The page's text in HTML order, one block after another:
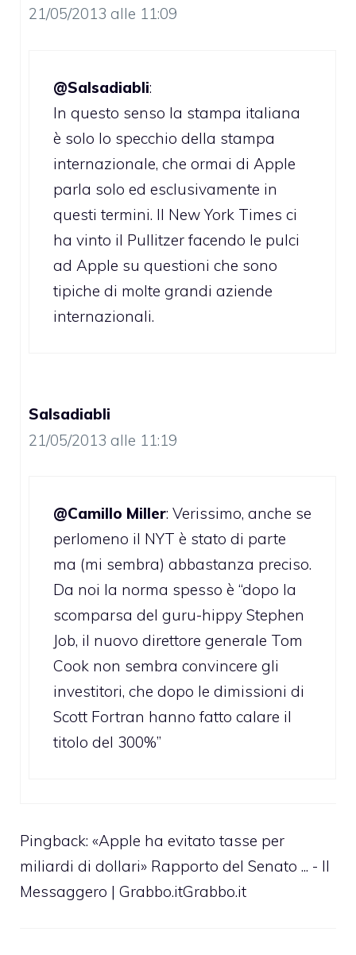
21/05/2013 alle 11:09
@Salsadiabli:
In questo senso la stampa italiana
è solo lo specchio della stampa
internazionale, che ormai di Apple
parla solo ed esclusivamente in
questi termini. Il New York Times ci
ha vinto il Pullitzer facendo le pulci
ad Apple su questioni che sono
tipiche di molte grandi aziende
internazionali.
Salsadiabli
21/05/2013 alle 11:19
@Camillo Miller: Verissimo, anche se
perlomeno il NYT è stato di parte
ma (mi sembra) abbastanza preciso.
Da noi la norma spesso è “dopo la
scomparsa del guru-hippy Stephen
Job, il nuovo direttore generale Tom
Cook non sembra convincere gli
investitori, che dopo le dimissioni di
Scott Fortran hanno fatto calare il
titolo del 300%”
Pingback: «Apple ha evitato tasse per
miliardi di dollari» Rapporto del Senato ... - Il
Messaggero | Grabbo.itGrabbo.it